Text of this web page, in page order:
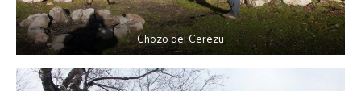
Chozo del Cerezu